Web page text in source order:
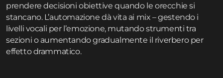
prendere decisioni obiettive quando le orecchie si
stancano. L’automazione dà vita ai mix – gestendo i
livelli vocali per l’emozione, mutando strumenti tra
sezioni o aumentando gradualmente il riverbero per
effetto drammatico.